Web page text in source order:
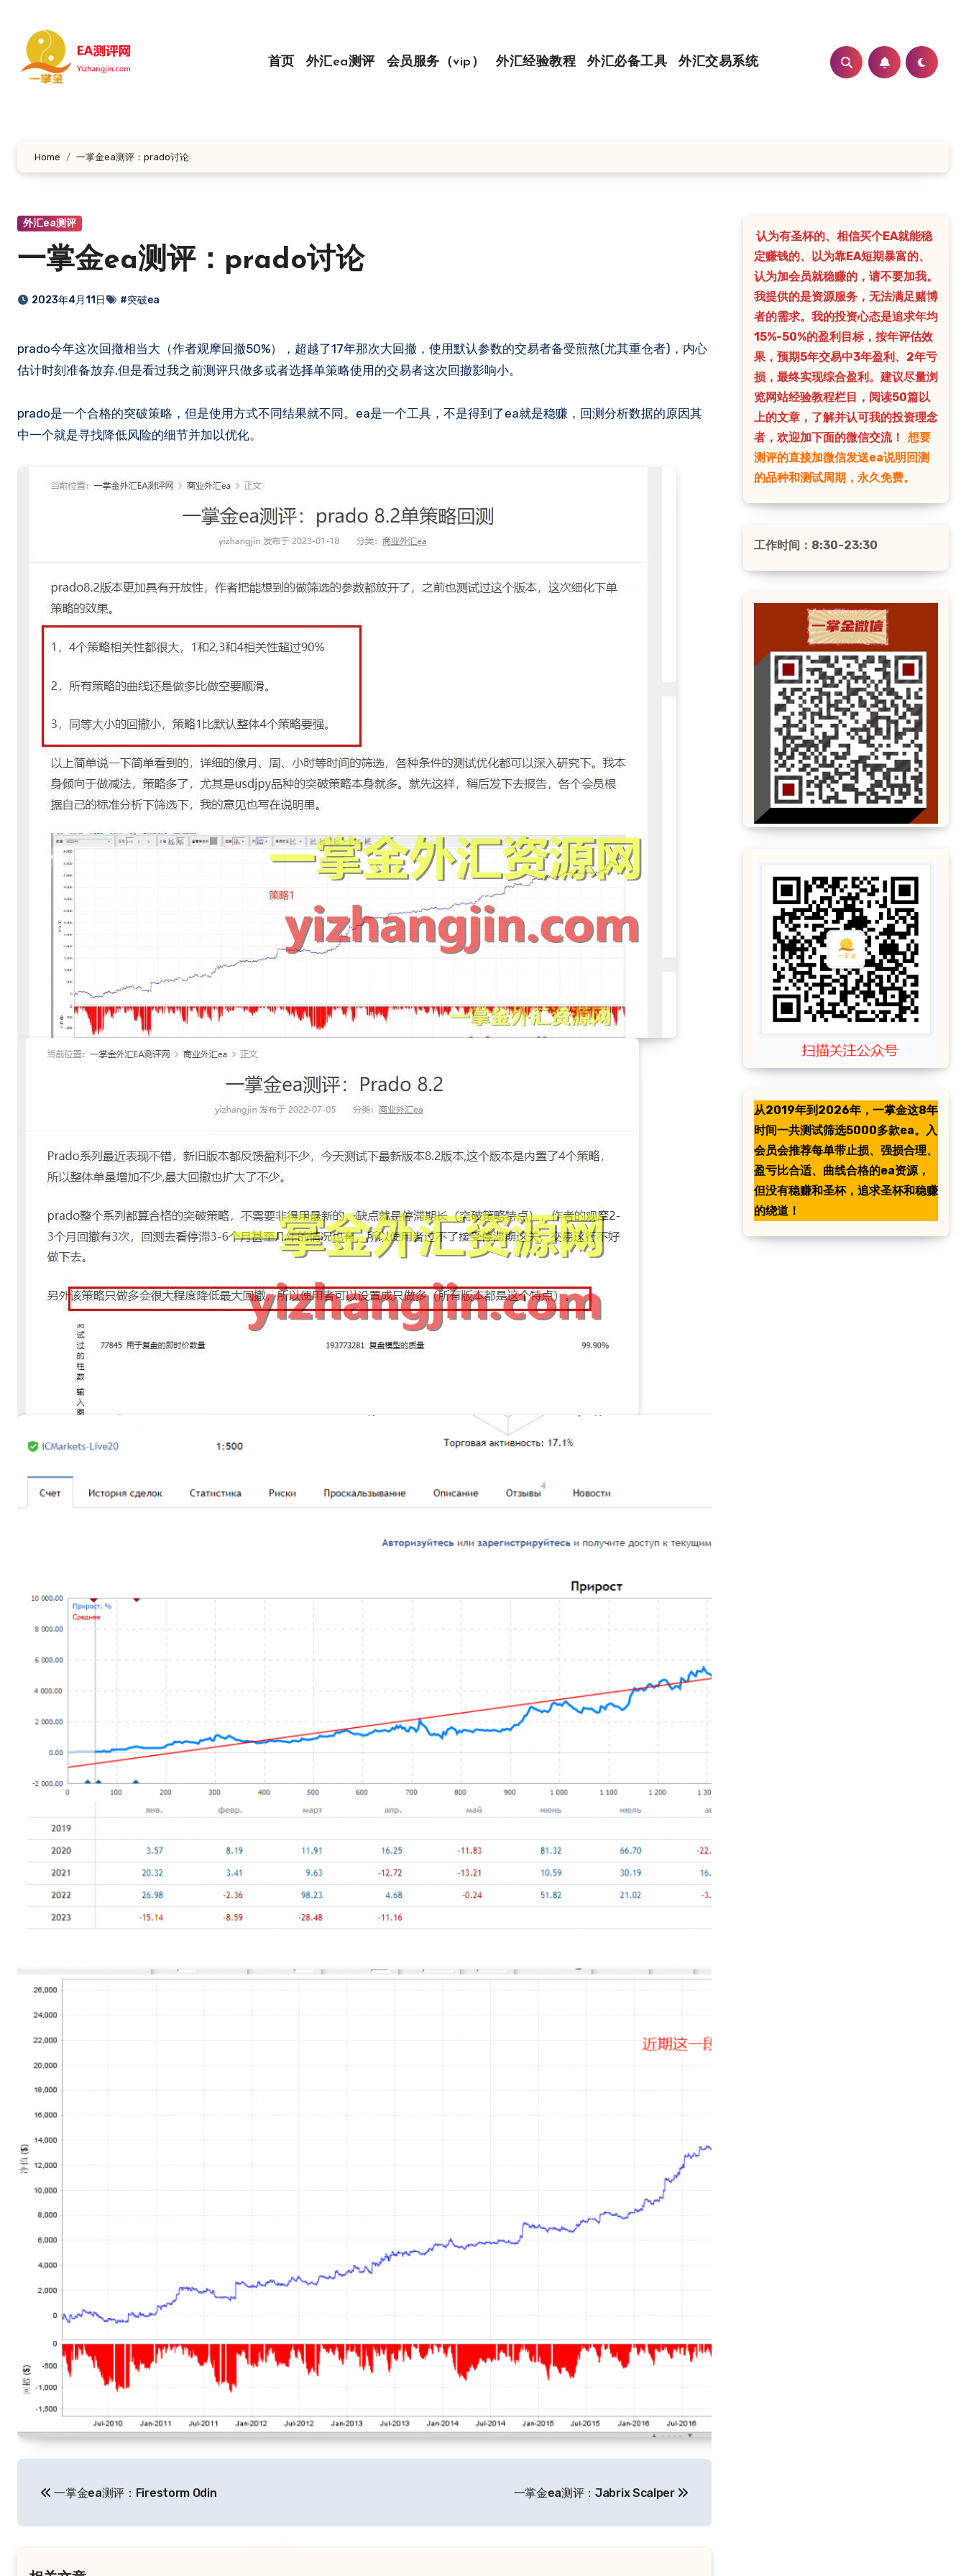
首页 外汇ea测评 会员服务（vip） 外汇经验教程 外汇必备工具 外汇交易系统
Home 一掌金ea测评：prado讨论
外汇ea测评
一掌金ea测评：prado讨论
2023年4月11日 #突破ea
prado今年这次回撤相当大（作者观摩回撤50%），超越了17年那次大回撤，使用默认参数的交易者备受煎熬(尤其重仓者)，内心
估计时刻准备放弃,但是看过我之前测评只做多或者选择单策略使用的交易者这次回撤影响小。
prado是一个合格的突破策略，但是使用方式不同结果就不同。ea是一个工具，不是得到了ea就是稳赚，回测分析数据的原因其
中一个就是寻找降低风险的细节并加以优化。
导
一掌金ea测评：Firestorm Odin 一掌金ea测评：Jabrix Scalper
认为有圣杯的、相信买个EA就能稳
定赚钱的、以为靠EA短期暴富的、
认为加会员就稳赚的，请不要加我。
我提供的是资源服务，无法满足赌博
者的需求。我的投资心态是追求年均
15%-50%的盈利目标，按年评估效
果，预期5年交易中3年盈利、2年亏
损，最终实现综合盈利。建议尽量浏
览网站经验教程栏目，阅读50篇以
上的文章，了解并认可我的投资理念
者，欢迎加下面的微信交流！
想要
测评的直接加微信发送ea说明回测
的品种和测试周期，永久免费。
工作时间：8:30-23:30
从2019年到2026年，一掌金这8年
时间一共测试筛选5000多款ea。入
会员会推荐每单带止损、强损合理、
盈亏比合适、曲线合格的ea资源，
但没有稳赚和圣杯，追求圣杯和稳赚
的绕道！